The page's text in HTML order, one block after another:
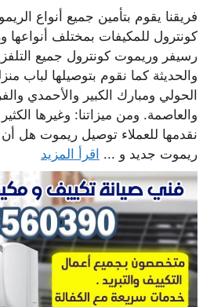
فريقنا يقوم بتأمين جميع أنواع
كونترول للمكيفات بمختلف أنواعها
رسيفر وريموت كونترول جميع
والحديثة كما نقوم بتوصيلها لباب
الحولي ومبارك الكبير والأحمدي
والعاصمة. ومن ميزاتنا: وغيرها
نقدمها للعملاء توصيل ريموت هل
ريموت جديد و ... اقرأ المزيد